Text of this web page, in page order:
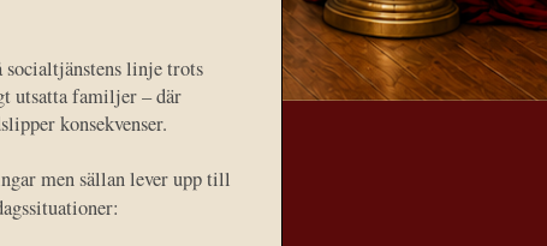
socialtjänstens linje trots
utsatta familjer – där
konsekvenser.
men sällan lever upp till